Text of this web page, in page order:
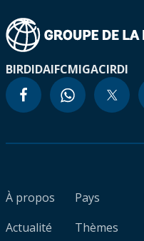
BIRDIDAIFCMIGACIRDI
À propos
Actualité
Pays
Thèmes